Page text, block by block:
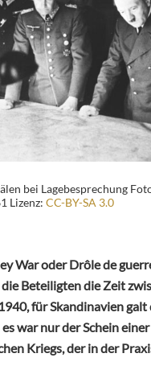
bei Lagebesprechung
Lizenz: CC-BY-SA 3.0
War oder Drôle de
Beteiligten die Zeit
für Skandinavien galt
war nur der Schein
Kriegs, der in der